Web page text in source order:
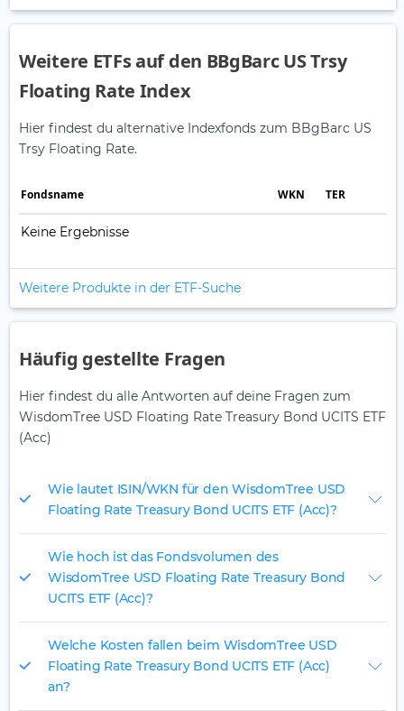
Weitere ETFs auf den BBgBarc US Trsy
Floating Rate Index
Hier findest du alternative Indexfonds zum BBgBarc US
Trsy Floating Rate.
Fonds­name WKN TER
Keine Ergebnisse
Weitere Produkte in der ETF-Suche
Häufig gestellte Fragen
Hier findest du alle Antworten auf deine Fragen zum
WisdomTree USD Floating Rate Treasury Bond UCITS ETF
(Acc)
Wie lautet ISIN/WKN für den WisdomTree USD
Floating Rate Treasury Bond UCITS ETF (Acc)?
Wie hoch ist das Fondsvolumen des
WisdomTree USD Floating Rate Treasury Bond
UCITS ETF (Acc)?
Welche Kosten fallen beim WisdomTree USD
Floating Rate Treasury Bond UCITS ETF (Acc)
an?